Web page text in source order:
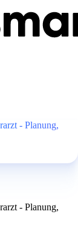
- Planung,
- Planung,